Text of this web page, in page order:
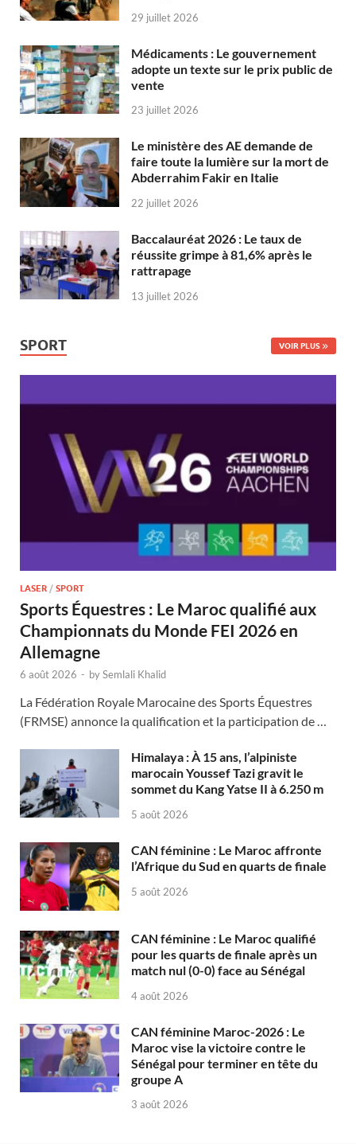
29 juillet 2026
Médicaments : Le gouvernement
adopte un texte sur le prix public de
vente
23 juillet 2026
Le ministère des AE demande de
faire toute la lumière sur la mort de
Abderrahim Fakir en Italie
22 juillet 2026
Baccalauréat 2026 : Le taux de
réussite grimpe à 81,6% après le
rattrapage
13 juillet 2026
SPORT VOIR PLUS
LASER / SPORT
Sports Équestres : Le Maroc qualifié aux
Championnats du Monde FEI 2026 en
Allemagne
6 août 2026 - bySemlali Khalid
La Fédération Royale Marocaine des Sports Équestres
(FRMSE) annonce la qualification et la participation de …
Himalaya : À 15 ans, l’alpiniste
marocain Youssef Tazi gravit le
sommet du Kang Yatse II à 6.250 m
5 août 2026
CAN féminine : Le Maroc affronte
l’Afrique du Sud en quarts de finale
5 août 2026
CAN féminine : Le Maroc qualifié
pour les quarts de finale après un
match nul (0-0) face au Sénégal
4 août 2026
CAN féminine Maroc-2026 : Le
Maroc vise la victoire contre le
Sénégal pour terminer en tête du
groupe A
3 août 2026